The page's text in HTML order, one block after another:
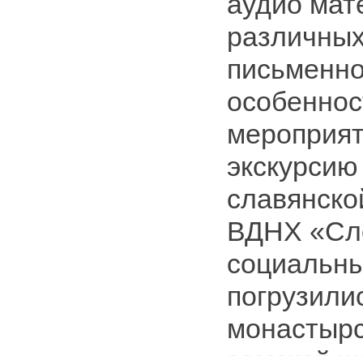
ВДНХ